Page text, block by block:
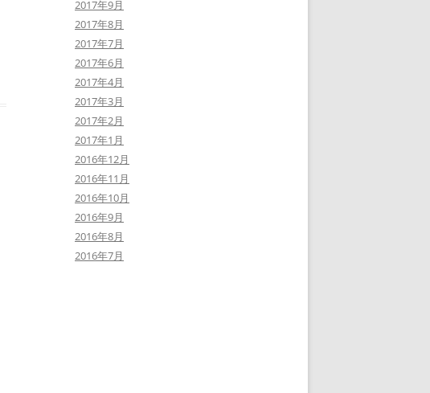
2017年9月
2017年8月
2017年7月
2017年6月
2017年4月
2017年3月
2017年2月
2017年1月
2016年12月
2016年11月
2016年10月
2016年9月
2016年8月
2016年7月